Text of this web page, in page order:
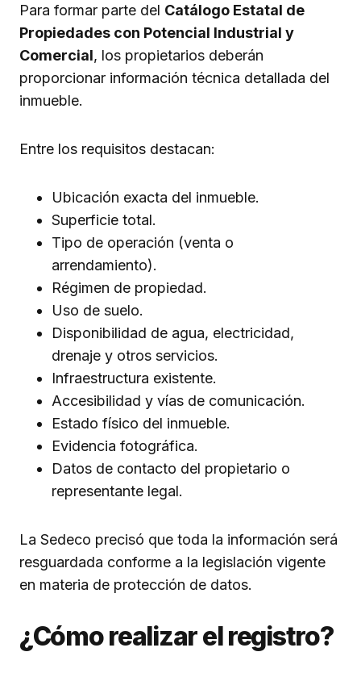
Para formar parte del Catálogo Estatal de
Propiedades con Potencial Industrial y
Comercial, los propietarios deberán
proporcionar información técnica detallada del
inmueble.
Entre los requisitos destacan:
Ubicación exacta del inmueble.
Superficie total.
Tipo de operación (venta o
arrendamiento).
Régimen de propiedad.
Uso de suelo.
Disponibilidad de agua, electricidad,
drenaje y otros servicios.
Infraestructura existente.
Accesibilidad y vías de comunicación.
Estado físico del inmueble.
Evidencia fotográfica.
Datos de contacto del propietario o
representante legal.
La Sedeco precisó que toda la información será
resguardada conforme a la legislación vigente
en materia de protección de datos.
¿Cómo realizar el registro?